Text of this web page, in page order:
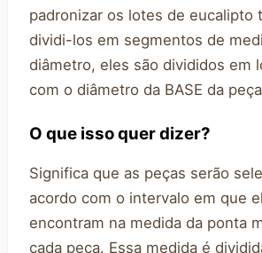
padronizar os lotes de eucalipto
dividi-los em segmentos de
diâmetro, eles são divididos em
com o diâmetro da BASE da
O que isso quer dizer?
Significa que as peças serão
acordo com o intervalo em que
encontram na medida da ponta
cada peça. Essa medida é